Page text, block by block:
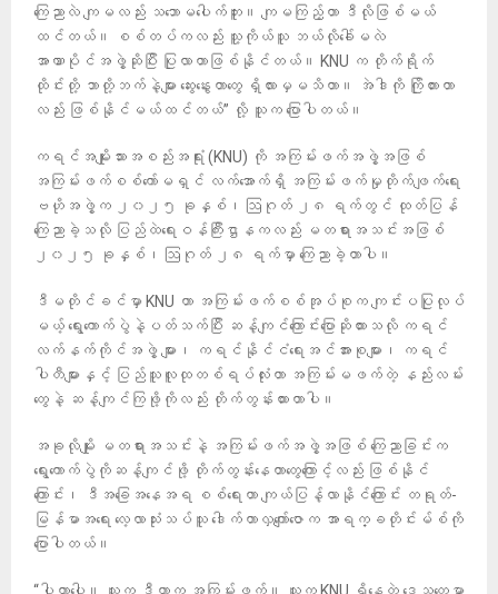
ကြေညာလဲ ကျမလည်း သဘောမပေါက်ဘူး။ ကျမကြည့်တာ ဒီလိုဖြစ်မယ်
ထင်တယ်။ စစ်တပ်ကလည်း သူ့ကိုယ်သူ ဘယ်လိုခေါ်မလဲ
အာဏာပိုင်အဖွဲ့ဆိုပြီး ပြုလာတာဖြစ်နိုင်တယ်။ KNU က တိုက်ရိုက်
ထိုင်းတို့ ဘာတို့ဘက်နဲ့များ ဆွေးနွေးတာတွေ ရှိလားမှမသိတာ။ အဲဒါကို ကြိုတားတာ
လည်း ဖြစ်နိုင်မယ်ထင်တယ်” လို့ သူက ပြောပါတယ်။
ကရင်အမျိုးသားအစည်းအရုံး (KNU) ကို အကြမ်းဖက်အဖွဲ့အဖြစ်
အကြမ်းဖက်စစ်ကော်မရှင် လက်အောက်ရှိ အကြမ်းဖက်မှုတိုက်ဖျက်ရေး
ဗဟိုအဖွဲ့က ၂၀၂၅ ခုနှစ်၊ ဩဂုတ် ၂၈ ရက်တွင် ထုတ်ပြန်
ကြေညာခဲ့သလို ပြည်ထဲရေးဝန်ကြီးဌာနကလည်း မတရားအသင်းအဖြစ်
၂၀၂၅ ခုနှစ်၊ ဩဂုတ် ၂၈ ရက်မှာ ကြေညာခဲ့တာပါ။
ဒီမတိုင်ခင်မှာ KNU ဟာ အကြမ်းဖက်စစ်အုပ်စုက ကျင်းပပြုလုပ်
မယ့် ရွေးကောက်ပွဲနဲ့ပတ်သက်ပြီး ဆန့်ကျင်ကြောင်းပြောဆိုထားသလို ကရင်
လက်နက်ကိုင်အဖွဲ့ များ၊ ကရင်နိုင်ငံရေးအင်အားစုများ၊ ကရင်
ပါတီများနှင့် ပြည်သူလူထုတစ်ရပ်လုံးဟာ အကြမ်းမဖက်တဲ့ နည်းလမ်း
တွေနဲ့ ဆန့်ကျင်ကြဖို့ကိုလည်း တိုက်တွန်းထားတာပါ။
အခုလိုမျိုး မတရားအသင်းနဲ့ အကြမ်းဖက်အဖွဲ့အဖြစ် ကြေညာခြင်းက
ရွေးကောက်ပွဲကိုဆန့်ကျင်ဖို့ တိုက်တွန်းနေတာတွေကြောင့်လည်း ဖြစ်နိုင်
ကြောင်း၊ ဒီအခြေအနေအရ စစ်ရေးဟာ ကျယ်ပြန့်လာနိုင်ကြောင်း တရုတ်-
မြန်မာအရေး လေ့လာသုံးသပ်သူ ဒေါက်တာလှကျော်ဇောက အာရက္ခတိုင်းမ်စ်ကို
ပြောပါတယ်။